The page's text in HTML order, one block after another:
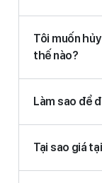
Tôi muốn
thế nào?
Làm sao để
Tại sao giá